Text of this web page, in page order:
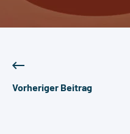
Vorheriger Beitrag